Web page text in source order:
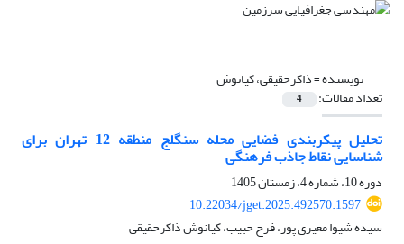
نویسنده =ذاکرحقیقی، کیانوش
تعداد مقالات: 4
تحلیل پیکربندی فضایی محله سنگلج منطقه 12 تهران برای
شناسایی نقاط جاذب فرهنگی
دوره 10، شماره 4، زمستان 1405
10.22034/jget.2025.492570.1597
سیده شیوا معیری پور، فرح حبیب، کیانوش ذاکرحقیقی